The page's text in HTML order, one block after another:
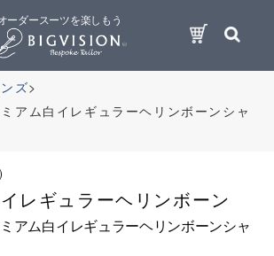
ーダースーツを楽しもう
ズ
アム白イレギュラーヘリンボーンシャ
レギュラーヘリンボーン
アム白イレギュラーヘリンボーンシャ